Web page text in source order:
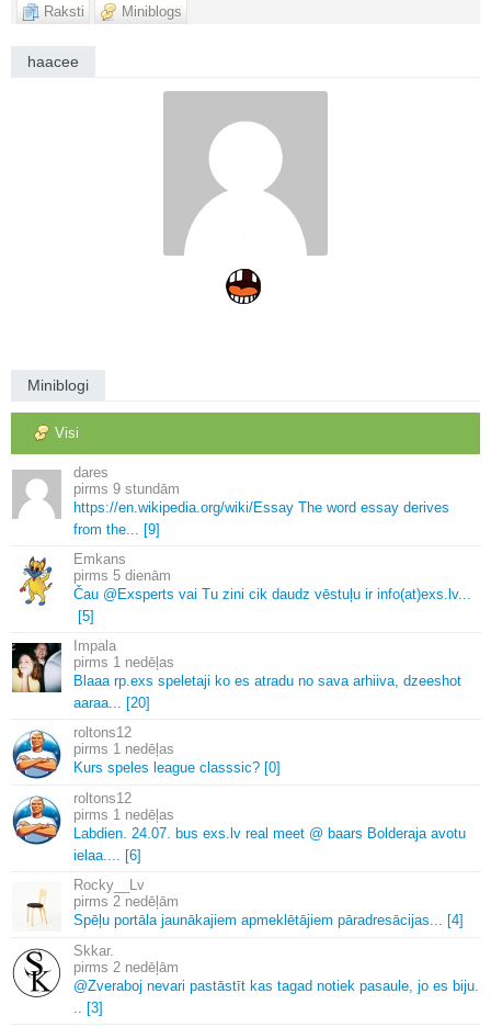
Raksti
Miniblogs
haacee
Miniblogi
Visi
dares
9 stundām
https://en. wikipedia. org/wiki/Essay The word essay derives
from the.
[9]
Emkans
5 dienām
Čau @Exsperts vai Tu zini cik daudz vēstuļu ir info(at)exs. lv.
[5]
Impala
1 nedēļas
Blaaa rp. exs speletaji ko es atradu no sava arhiiva, dzeeshot
aaraa.
[20]
roltons12
1 nedēļas
Kurs speles league classsic? [0]
roltons12
1 nedēļas
Labdien. 24. 07. bus exs. lv real meet @ baars Bolderaja avotu
ielaa.
[6]
Rocky__Lv
2 nedēļām
Spēļu portāla jaunākajiem apmeklētājiem pāradresācijas.
[4]
Skkar.
2 nedēļām
@Zveraboj nevari pastāstīt kas tagad notiek pasaule, jo es biju.
[3]